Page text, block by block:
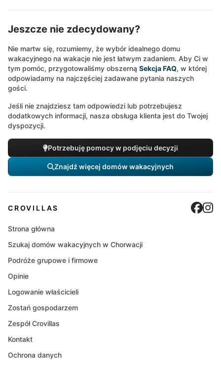
Jeszcze nie zdecydowany?
Nie martw się, rozumiemy, że wybór idealnego domu
wakacyjnego na wakacje nie jest łatwym zadaniem. Aby Ci w
tym pomóc, przygotowaliśmy obszerną Sekcja FAQ, w której
odpowiadamy na najczęściej zadawane pytania naszych
gości.
Jeśli nie znajdziesz tam odpowiedzi lub potrzebujesz
dodatkowych informacji, nasza obsługa klienta jest do Twojej
dyspozycji.
Potrzebuję pomocy w podjęciu decyzji
Znajdź więcej domów wakacyjnych
CROVILLAS
Strona główna
Szukaj domów wakacyjnych w Chorwacji
Podróże grupowe i firmowe
Opinie
Logowanie właścicieli
Zostań gospodarzem
Zespół Crovillas
Kontakt
Ochrona danych